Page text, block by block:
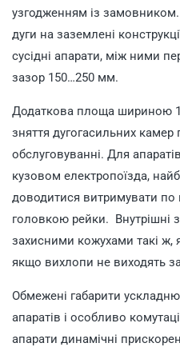
узгодженням із
дуги на заземлені
сусідні апарати, між ними
зазор 150…250 мм.
Додаткова площа шириною
зняття дугогасильних камер
обслуговуванні. Для
кузовом електропоїзда,
доводитися витримувати по
головкою рейки. Внутрішні
захисними кожухами такі ж,
якщо вихлопи не виходять
Обмежені габарити
апаратів і особливо
апарати динамічні